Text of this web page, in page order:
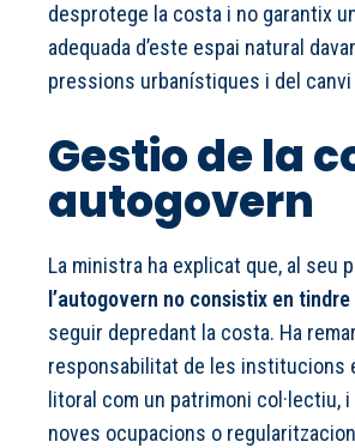
desprotege la costa i no garantix
adequada d’este espai natural
pressions urbanístiques i del
Gestio de la
autogovern
La ministra ha explicat que, al seu
l’autogovern no consistix en
seguir depredant la costa. Ha
responsabilitat de les institucions
litoral com un patrimoni col·lectiu,
noves ocupacions o